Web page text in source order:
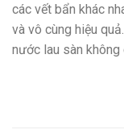
các vết bẩn khác
và vô cùng hiệu
nước lau sàn không